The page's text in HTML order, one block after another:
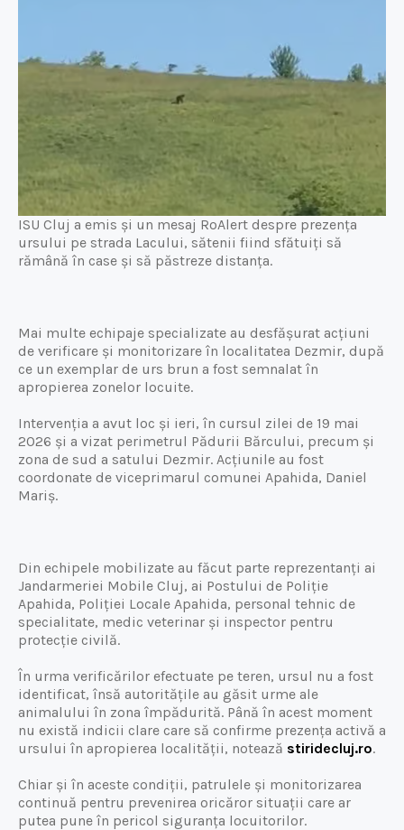
ISU Cluj a emis și un mesaj RoAlert despre prezența
ursului pe strada Lacului, sătenii fiind sfătuiți să
rămână în case și să păstreze distanța.
Mai multe echipaje specializate au desfășurat acțiuni
de verificare și monitorizare în localitatea Dezmir, după
ce un exemplar de urs brun a fost semnalat în
apropierea zonelor locuite.
Intervenția a avut loc și ieri, în cursul zilei de 19 mai
2026 și a vizat perimetrul Pădurii Bărcului, precum și
zona de sud a satului Dezmir. Acțiunile au fost
coordonate de viceprimarul comunei Apahida, Daniel
Mariș.
Din echipele mobilizate au făcut parte reprezentanți ai
Jandarmeriei Mobile Cluj, ai Postului de Poliție
Apahida, Poliției Locale Apahida, personal tehnic de
specialitate, medic veterinar și inspector pentru
protecție civilă.
În urma verificărilor efectuate pe teren, ursul nu a fost
identificat, însă autoritățile au găsit urme ale
animalului în zona împădurită. Până în acest moment
nu există indicii clare care să confirme prezența activă a
ursului în apropierea localității, notează stiridecluj.ro.
Chiar și în aceste condiții, patrulele și monitorizarea
continuă pentru prevenirea oricăror situații care ar
putea pune în pericol siguranța locuitorilor.